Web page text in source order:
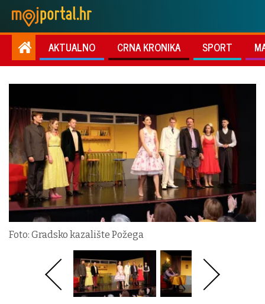
AKTUALNO CRNA KRONIKA SPORT
Foto: Gradsko kazalište Požega